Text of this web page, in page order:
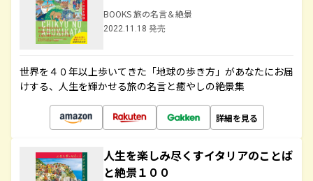
BOOKS 旅の名言＆絶景
2022.11.18 発売
世界を４０年以上歩いてきた「地球の歩き方」があなたにお届
けする、人生を輝かせる旅の名言と癒やしの絶景集
詳細を見る
人生を楽しみ尽くすイタリアのことば
と絶景１００